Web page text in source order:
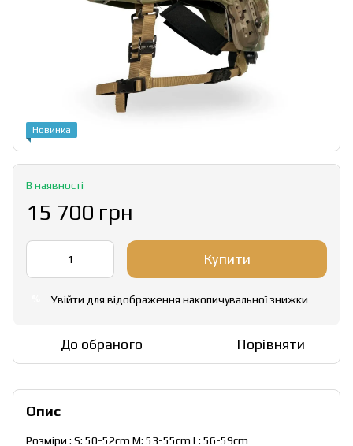
Новинка
В наявності
15 700 грн
Купити
Увійти для відображення накопичувальної знижки
До обраного Порівняти
Опис
Розміри : S: 50-52cm M: 53-55cm L: 56-59cm